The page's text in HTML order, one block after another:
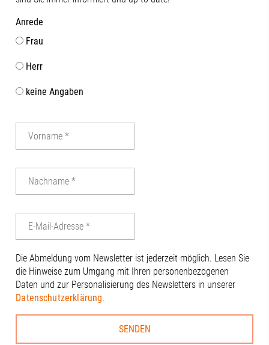
Anrede
Frau
Herr
keine Angaben
Die Abmeldung vom Newsletter ist jederzeit möglich. Lesen Sie
die Hinweise zum Umgang mit Ihren personenbezogenen
Daten und zur Personalisierung des Newsletters in unserer
Datenschutzerklärung.